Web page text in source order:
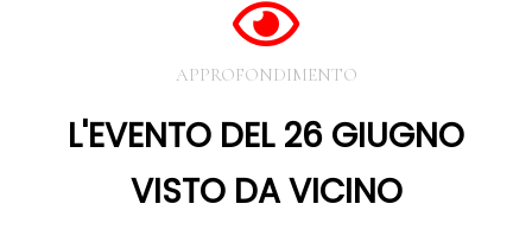
APPROFONDIMENTO
L'EVENTO DEL 26 GIUGNO
VISTO DA VICINO